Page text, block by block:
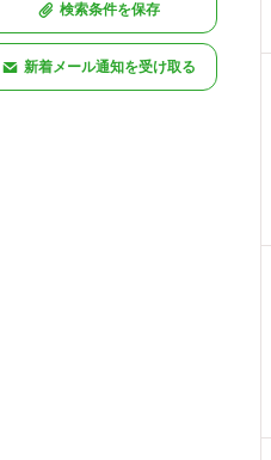
検索条件を保存
新着メール通知を受け取る